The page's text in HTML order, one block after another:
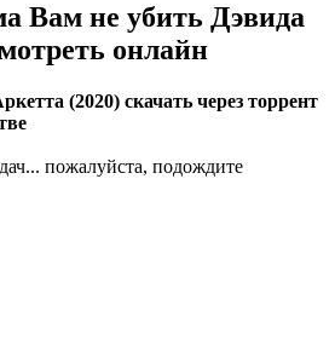
Вам не убить Дэвида
онлайн
(2020) скачать через торрент
пожалуйста, подождите